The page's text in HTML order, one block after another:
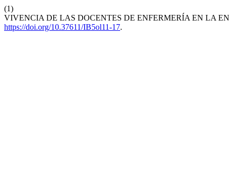
(1)
VIVENCIA DE LAS DOCENTES DE ENFERMERÍA EN LA
https://doi.org/10.37611/IB5ol11-17.